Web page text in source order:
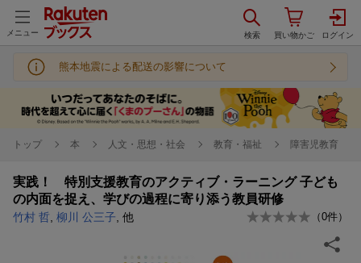
メニュー
熊本地震による配送の影響について
トップ 本 人文・思想・社会 教育・福祉 障害児教育
実践！ 特別支援教育のアクティブ・ラーニング 子ども
の内面を捉え、学びの過程に寄り添う教員研修
竹村 哲 柳川 公三子 , 他 （0件）